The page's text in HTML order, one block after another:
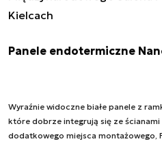
Kielcach
Panele endotermiczne
Wyraźnie widoczne białe panele z
które dobrze integrują się ze ścianami
dodatkowego miejsca montażowego,